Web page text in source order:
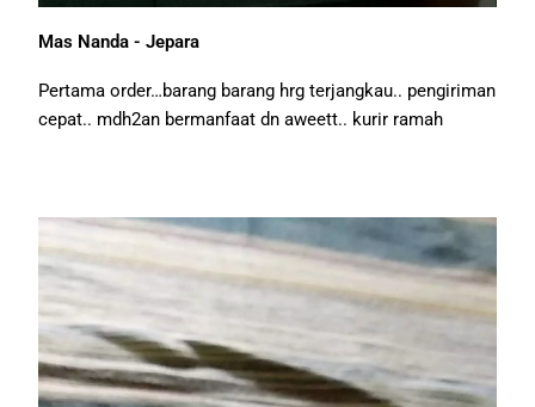
Mas Nanda - Jepara
Pertama order…barang barang hrg terjangkau.. pengiriman
cepat.. mdh2an bermanfaat dn aweett.. kurir ramah